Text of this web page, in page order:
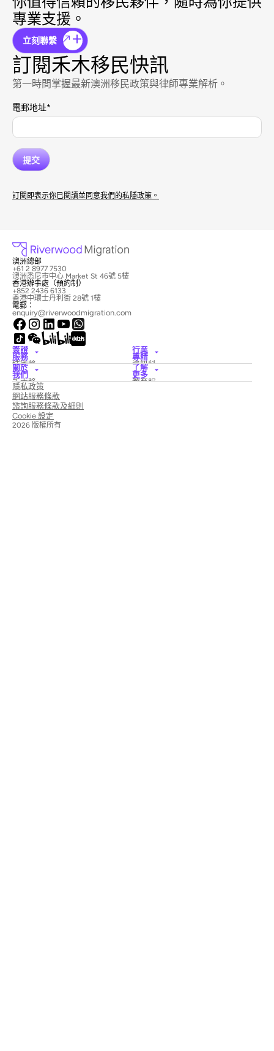
專業支援。
立刻聯繫
訂閱禾木移民快訊
第一時間掌握最新澳洲移民政策與律師專業解析。
電郵地址*
訂閱即表示你已閱讀並同意我們的私隱政策。
澳洲總部
+61 2 8977 7530
澳洲悉尼市中心 Market St 46號 5樓
香港辦事處（預約制）
+852 2436 6133
香港中環士丹利街 28號 1樓
電郵：
enquiry@riverwoodmigration.com
簽證
服務
技術移
民簽證
僱主擔
保簽證
國家創
新簽證
配偶簽
證
學生及
畢業簽
行業
專精
資訊科
技
酒店與
關於
我們
禾木移
民律師
事務所
新聞與
專欄
聯絡我
們
了解
更多
教育服
2026 版權所有
隱私政策
網站服務條款
諮詢服務條款及細則
Cookie 設定